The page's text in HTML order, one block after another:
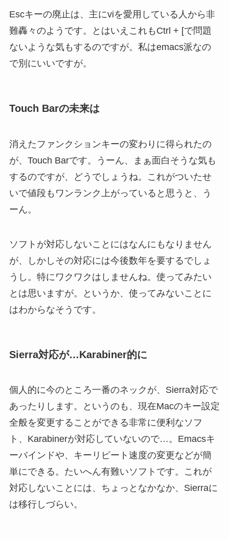
Escキーの廃止は、主にviを愛用している人から非
難轟々のようです。とはいえこれもCtrl + [で問題
ないような気もするのですが。私はemacs派なの
で別にいいですが。
Touch Barの未来は
消えたファンクションキーの変わりに得られたの
が、Touch Barです。うーん、まぁ面白そうな気も
するのですが、どうでしょうね。これがついたせ
いで値段もワンランク上がっていると思うと、う
ーん。
ソフトが対応しないことにはなんにもなりません
が、しかしその対応には今後数年を要するでしょ
うし。特にワクワクはしませんね。使ってみたい
とは思いますが。というか、使ってみないことに
はわからなそうです。
Sierra対応が…Karabiner的に
個人的に今のところ一番のネックが、Sierra対応で
あったりします。というのも、現在Macのキー設定
全般を変更することができる非常に便利なソフ
ト、Karabinerが対応していないので…。Emacsキ
ーバインドや、キーリピート速度の変更などが簡
単にできる。たいへん有難いソフトです。これが
対応しないことには、ちょっとなかなか、Sierraに
は移行しづらい。